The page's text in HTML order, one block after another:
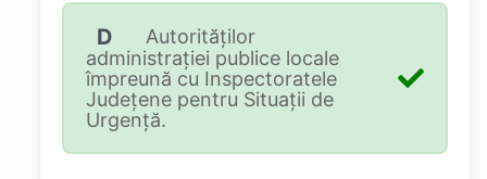
D
Autorităţilor
administraţiei publice locale
împreună cu Inspectoratele
Judeţene pentru Situaţii de
Urgenţă.